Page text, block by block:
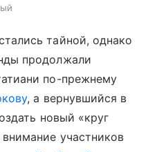
тайной, однако
продолжали
по-прежнему
, а вернувшийся в
новый «круг
участников